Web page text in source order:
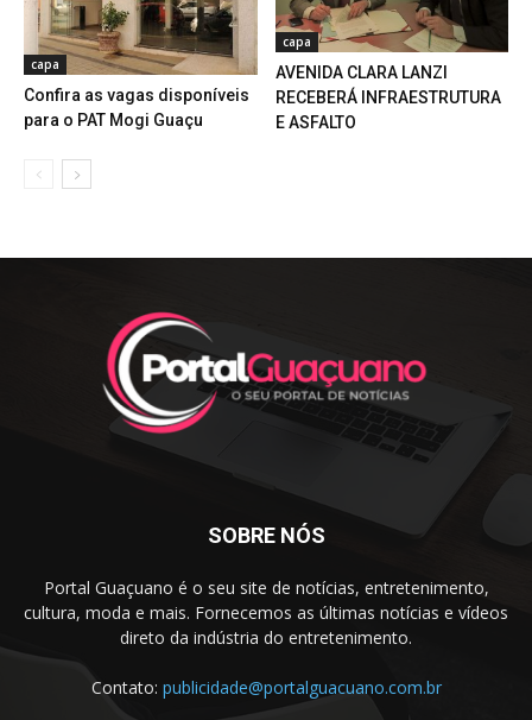
capa
Confira as vagas disponíveis
para o PAT Mogi Guaçu
capa
AVENIDA CLARA LANZI
RECEBERÁ INFRAESTRUTURA
E ASFALTO
SOBRE NÓS
Portal Guaçuano é o seu site de notícias, entretenimento,
cultura, moda e mais. Fornecemos as últimas notícias e vídeos
direto da indústria do entretenimento.
Contato: publicidade@portalguacuano.com.br